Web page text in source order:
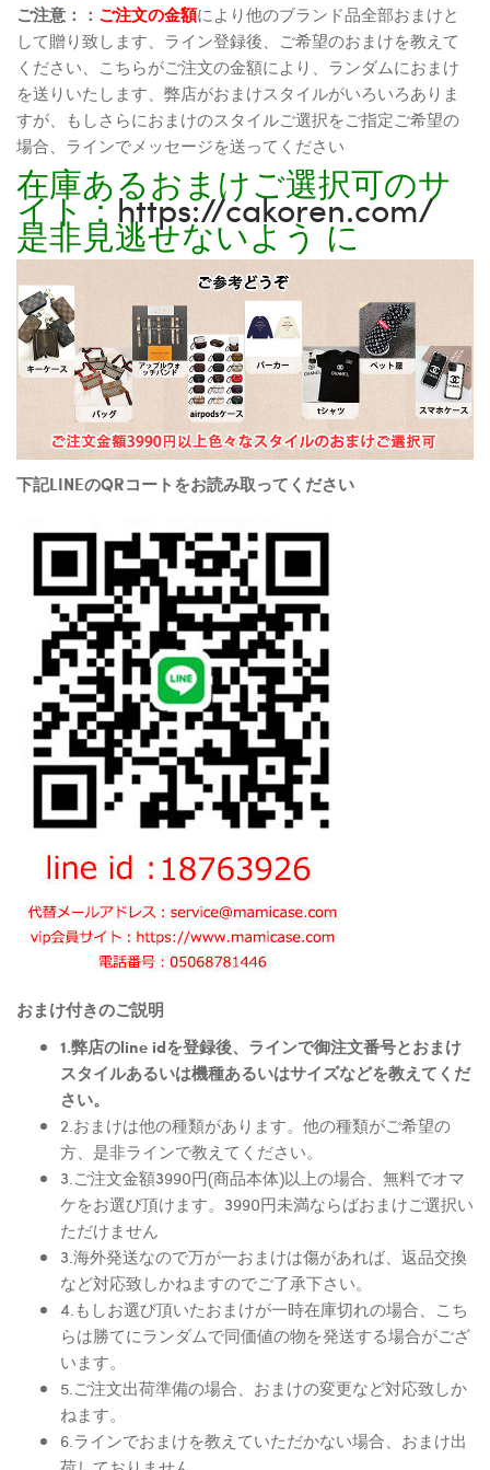
ご注意：： ご注文の金額により他のブランド品全部おまけと
して贈り致します、ライン登録後、ご希望のおまけを教えて
ください、こちらがご注文の金額により、ランダムにおまけ
を送りいたします、弊店がおまけスタイルがいろいろありま
すが、もしさらにおまけのスタイルご選択をご指定ご希望の
場合、ラインでメッセージを送ってください
在庫あるおまけご選択可のサ
イト：https://cakoren.com/
是非見逃せないよう に
下記LINEのQRコートをお読み取ってください
おまけ付きのご説明
1.弊店のline idを登録後、ラインで御注文番号とおまけ
スタイルあるいは機種あるいはサイズなどを教えてくだ
さい。
2.おまけは他の種類があります。他の種類がご希望の
方、是非ラインで教えてください。
3.ご注文金額3990円(商品本体)以上の場合、無料でオマ
ケをお選び頂けます。3990円未満ならばおまけご選択い
ただけません
3.海外発送なので万が一おまけは傷があれば、返品交換
など対応致しかねますのでご了承下さい。
4.もしお選び頂いたおまけが一時在庫切れの場合、こち
らは勝てにランダムで同価値の物を発送する場合がござ
います。
5.ご注文出荷準備の場合、おまけの変更など対応致しか
ねます。
6.ラインでおまけを教えていただかない場合、おまけ出